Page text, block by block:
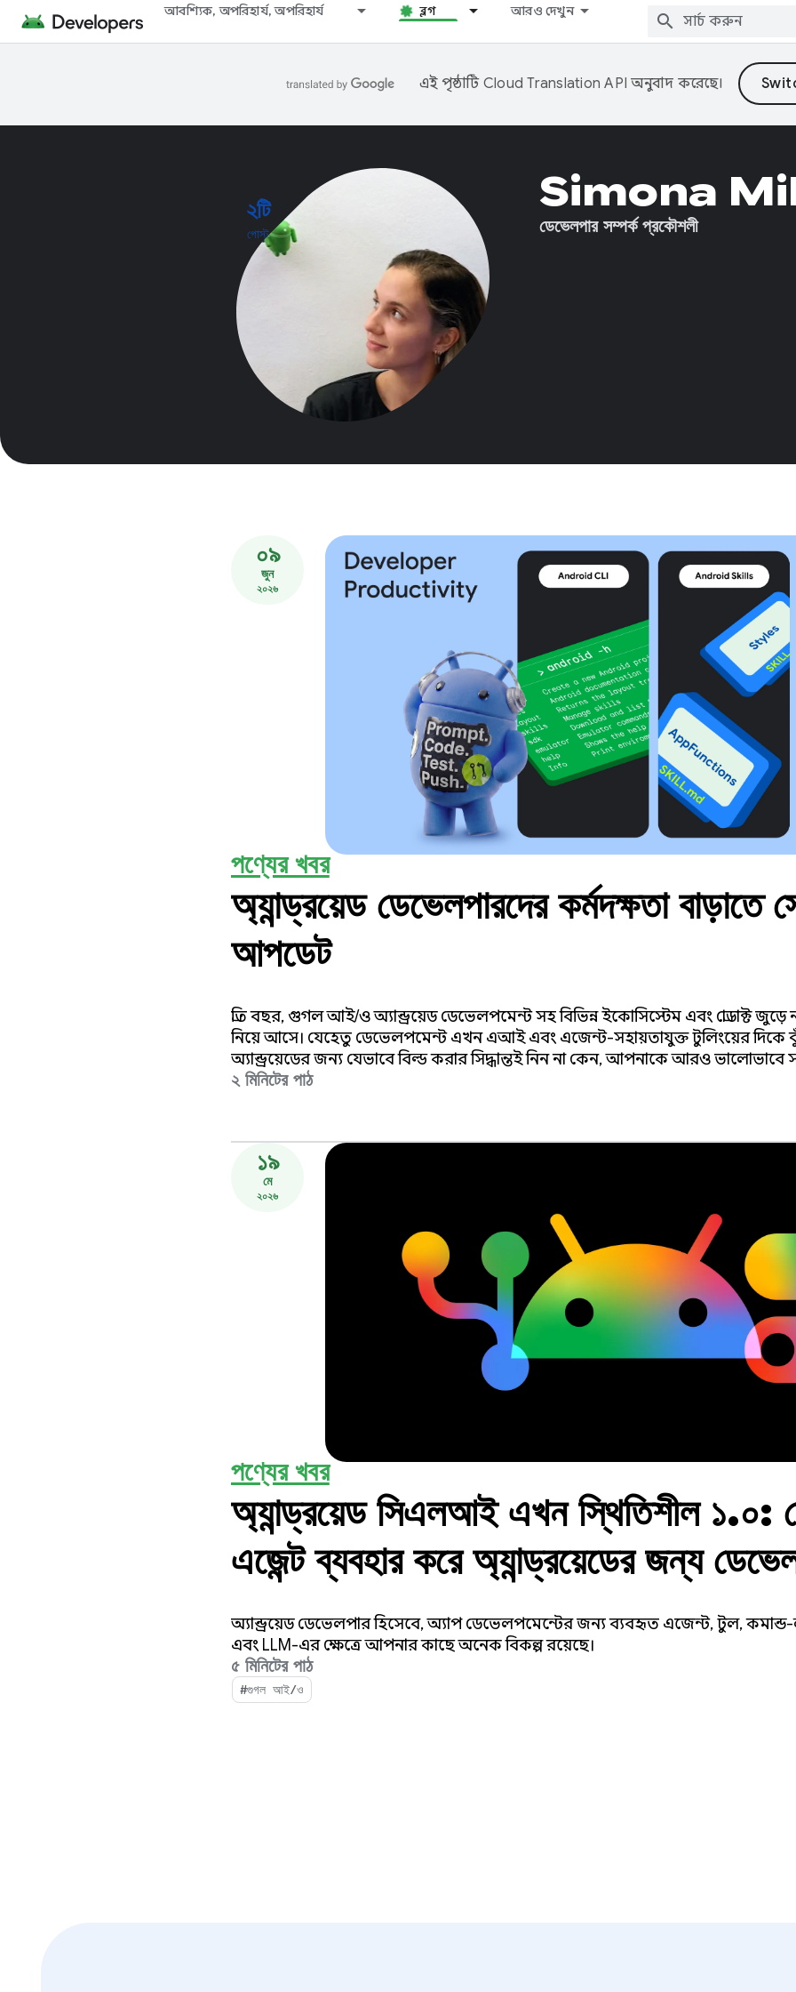
আবশ্যিক, অপরিহার্য, অপরিহার্য ব্লগ আরও দেখুন
এই পৃষ্ঠাটি Cloud Translation API অনুবাদ করেছে।
২টি
পোস্ট
Simona
ডেভেলপার সম্পর্ক প্রকৌশলী
০৯
জুন
২০২৬
পণ্যের খবর
অ্যান্ড্রয়েড ডেভেলপারদের কর্মদক্ষতা বাড়াতে
আপডেট
প্রতি বছর, গুগল আই/ও অ্যান্ড্রয়েড ডেভেলপমেন্ট সহ বিভিন্ন ইকোসিস্টেম এবং প্রোডাক্ট
নিয়ে আসে। যেহেতু ডেভেলপমেন্ট এখন এআই এবং এজেন্ট-সহায়তাযুক্ত টুলিংয়ের
অ্যান্ড্রয়েডের জন্য যেভাবে বিল্ড করার সিদ্ধান্তই নিন না কেন, আপনাকে আরও ভালোভাবে
আমরা আমাদের পরিষেবাগুলো প্রসারিত করেছি।
২ মিনিটের পাঠ
১৯
মে
২০২৬
পণ্যের খবর
অ্যান্ড্রয়েড সিএলআই এখন স্থিতিশীল ১.০:
এজেন্ট ব্যবহার করে অ্যান্ড্রয়েডের জন্য
গতি বাড়ান।
অ্যান্ড্রয়েড ডেভেলপার হিসেবে, অ্যাপ ডেভেলপমেন্টের জন্য ব্যবহৃত এজেন্ট, টুল,
এবং LLM-এর ক্ষেত্রে আপনার কাছে অনেক বিকল্প রয়েছে।
৫ মিনিটের পাঠ
#গুগল আই/ও